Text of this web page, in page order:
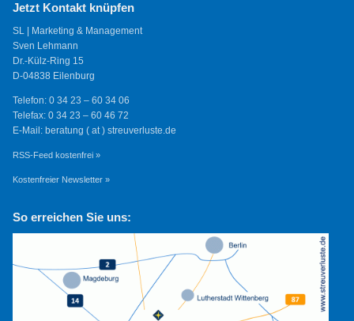
Jetzt Kontakt knüpfen
SL | Marketing & Management
Sven Lehmann
Dr.-Külz-Ring 15
D-04838 Eilenburg
Telefon: 0 34 23 – 60 34 06
Telefax: 0 34 23 – 60 46 72
E-Mail: beratung ( at ) streuverluste.de
RSS-Feed kostenfrei »
Kostenfreier Newsletter »
So erreichen Sie uns: